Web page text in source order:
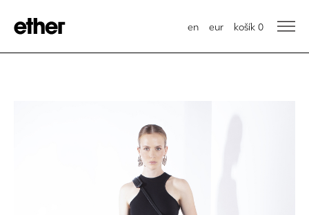
en eur košík 0